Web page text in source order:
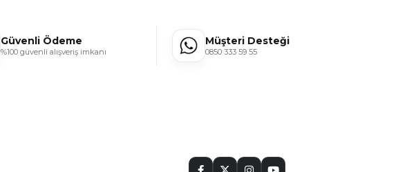
Güvenli Ödeme
%100 güvenli alışveriş imkanı
Müşteri Desteği
0850 333 59 55